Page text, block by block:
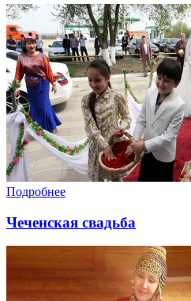
Подробнее
Чеченская свадьба